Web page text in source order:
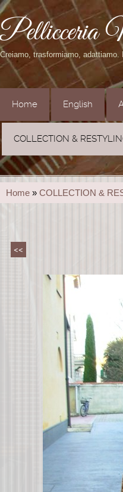
Creiamo, trasformiamo,
Home English
COLLECTION &
Home » COLLECTION &
<<